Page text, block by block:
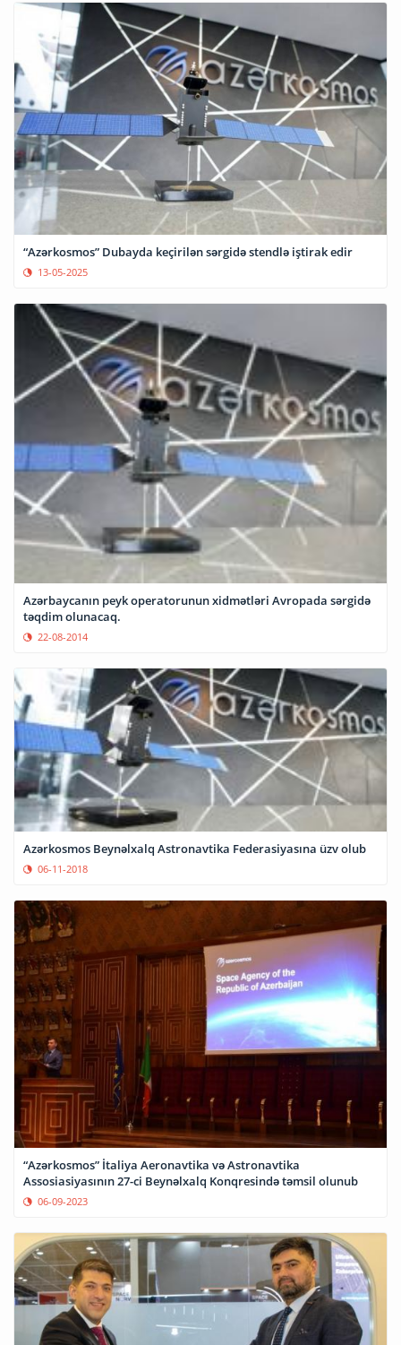
“Azərkosmos” Dubayda keçirilən sərgidə stendlə iştirak edir
13-05-2025
Azərbaycanın peyk operatorunun xidmətləri Avropada sərgidə
təqdim olunacaq.
22-08-2014
Azərkosmos Beynəlxalq Astronavtika Federasiyasına üzv olub
06-11-2018
“Azərkosmos” İtaliya Aeronavtika və Astronavtika
Assosiasiyasının 27-ci Beynəlxalq Konqresində təmsil olunub
06-09-2023